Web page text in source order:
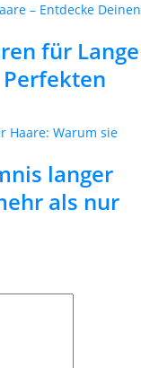
für Lange
Perfekten
langer
als nur